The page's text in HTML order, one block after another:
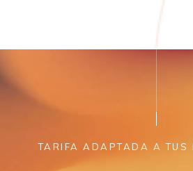
TARIFA ADAPTADA A TUS